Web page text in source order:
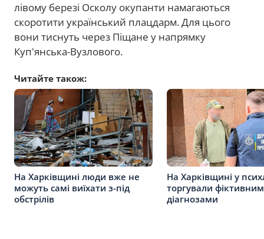
лівому березі Осколу окупанти намагаються
скоротити український плацдарм. Для цього
вони тиснуть через Піщане у напрямку
Куп'янська-Вузлового.
Читайте також:
На Харківщині люди вже не
можуть самі виїхати з-під
обстрілів
На Харківщині у
торгували
діагнозами